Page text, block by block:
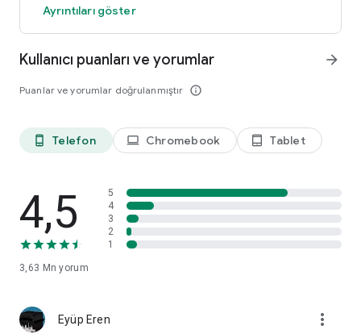
Ayrıntıları göster
Kullanıcı puanları ve yorumlar
Puanlar ve yorumlar doğrulanmıştır info_outline
arrow_forward
phone_android Telefon laptop Chromebook tablet_android Tablet
4,5
3,63 Mn yorum
5
4
3
2
1
Eyüp Eren more_vert